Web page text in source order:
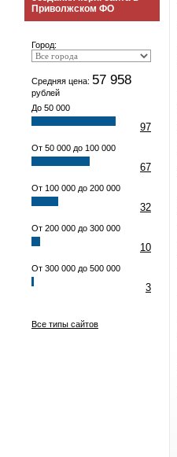
Приволжском ФО
Город:
Средняя цена: 57 958
рублей
До 50 000
97
От 50 000 до 100 000
67
От 100 000 до 200 000
32
От 200 000 до 300 000
10
От 300 000 до 500 000
3
Все типы сайтов